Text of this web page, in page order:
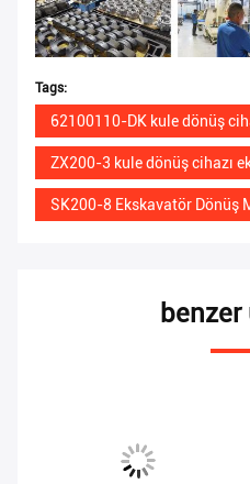
Tags:
62100110-DK kule dönüş
ZX200-3 kule dönüş cihazı
SK200-8 Ekskavatör Dönüş